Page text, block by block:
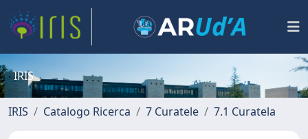
IRIS
IRIS Catalogo Ricerca 7 Curatele 7.1 Curatela